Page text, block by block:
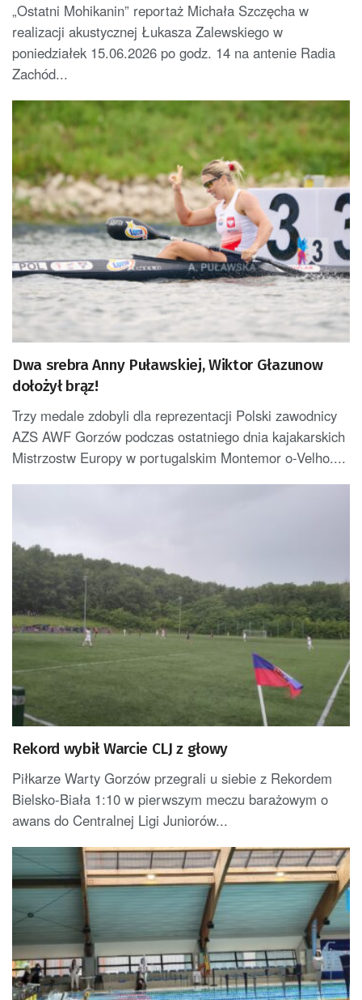
„Ostatni Mohikanin” reportaż Michała Szczęcha w
realizacji akustycznej Łukasza Zalewskiego w
poniedziałek 15.06.2026 po godz. 14 na antenie Radia
Zachód...
Dwa srebra Anny Puławskiej, Wiktor Głazunow
dołożył brąz!
Trzy medale zdobyli dla reprezentacji Polski zawodnicy
AZS AWF Gorzów podczas ostatniego dnia kajakarskich
Mistrzostw Europy w portugalskim Montemor o-Velho....
Rekord wybił Warcie CLJ z głowy
Piłkarze Warty Gorzów przegrali u siebie z Rekordem
Bielsko-Biała 1:10 w pierwszym meczu barażowym o
awans do Centralnej Ligi Juniorów...